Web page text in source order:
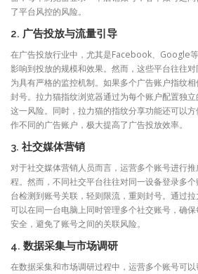
了平台风控的风险。
2. 广告投放与流量引导
在广告投放行业中，尤其是Facebook、Google
影响到投放的规模和效果。然而，这些平台往往
为具有严格的监控机制。如果多个广告账户指纹
封号。拉力猫指纹浏览器通过为每个账户配置独
这一风险。同时，拉力猫的指纹分享功能还可以
作不同的广告账户，极大提高了广告投放效率。
3. 社交媒体营销
对于社交媒体营销人员而言，运营多个账号进行
程。然而，不同社交平台往往对同一设备登录多
台检测到账号关联，轻则限流，重则封号。通过
可以在同一台电脑上同时管理多个社交账号，确
安全，避免了账号之间的关联风险。
4. 数据采集与市场调研
在数据采集和市场调研过程中，运营多个账号可